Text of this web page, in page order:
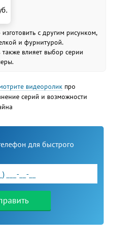
с другим рисунком,
и фурнитурой.
также влияет выбор серии
видеоролик про
серий и возможности
для быстрого